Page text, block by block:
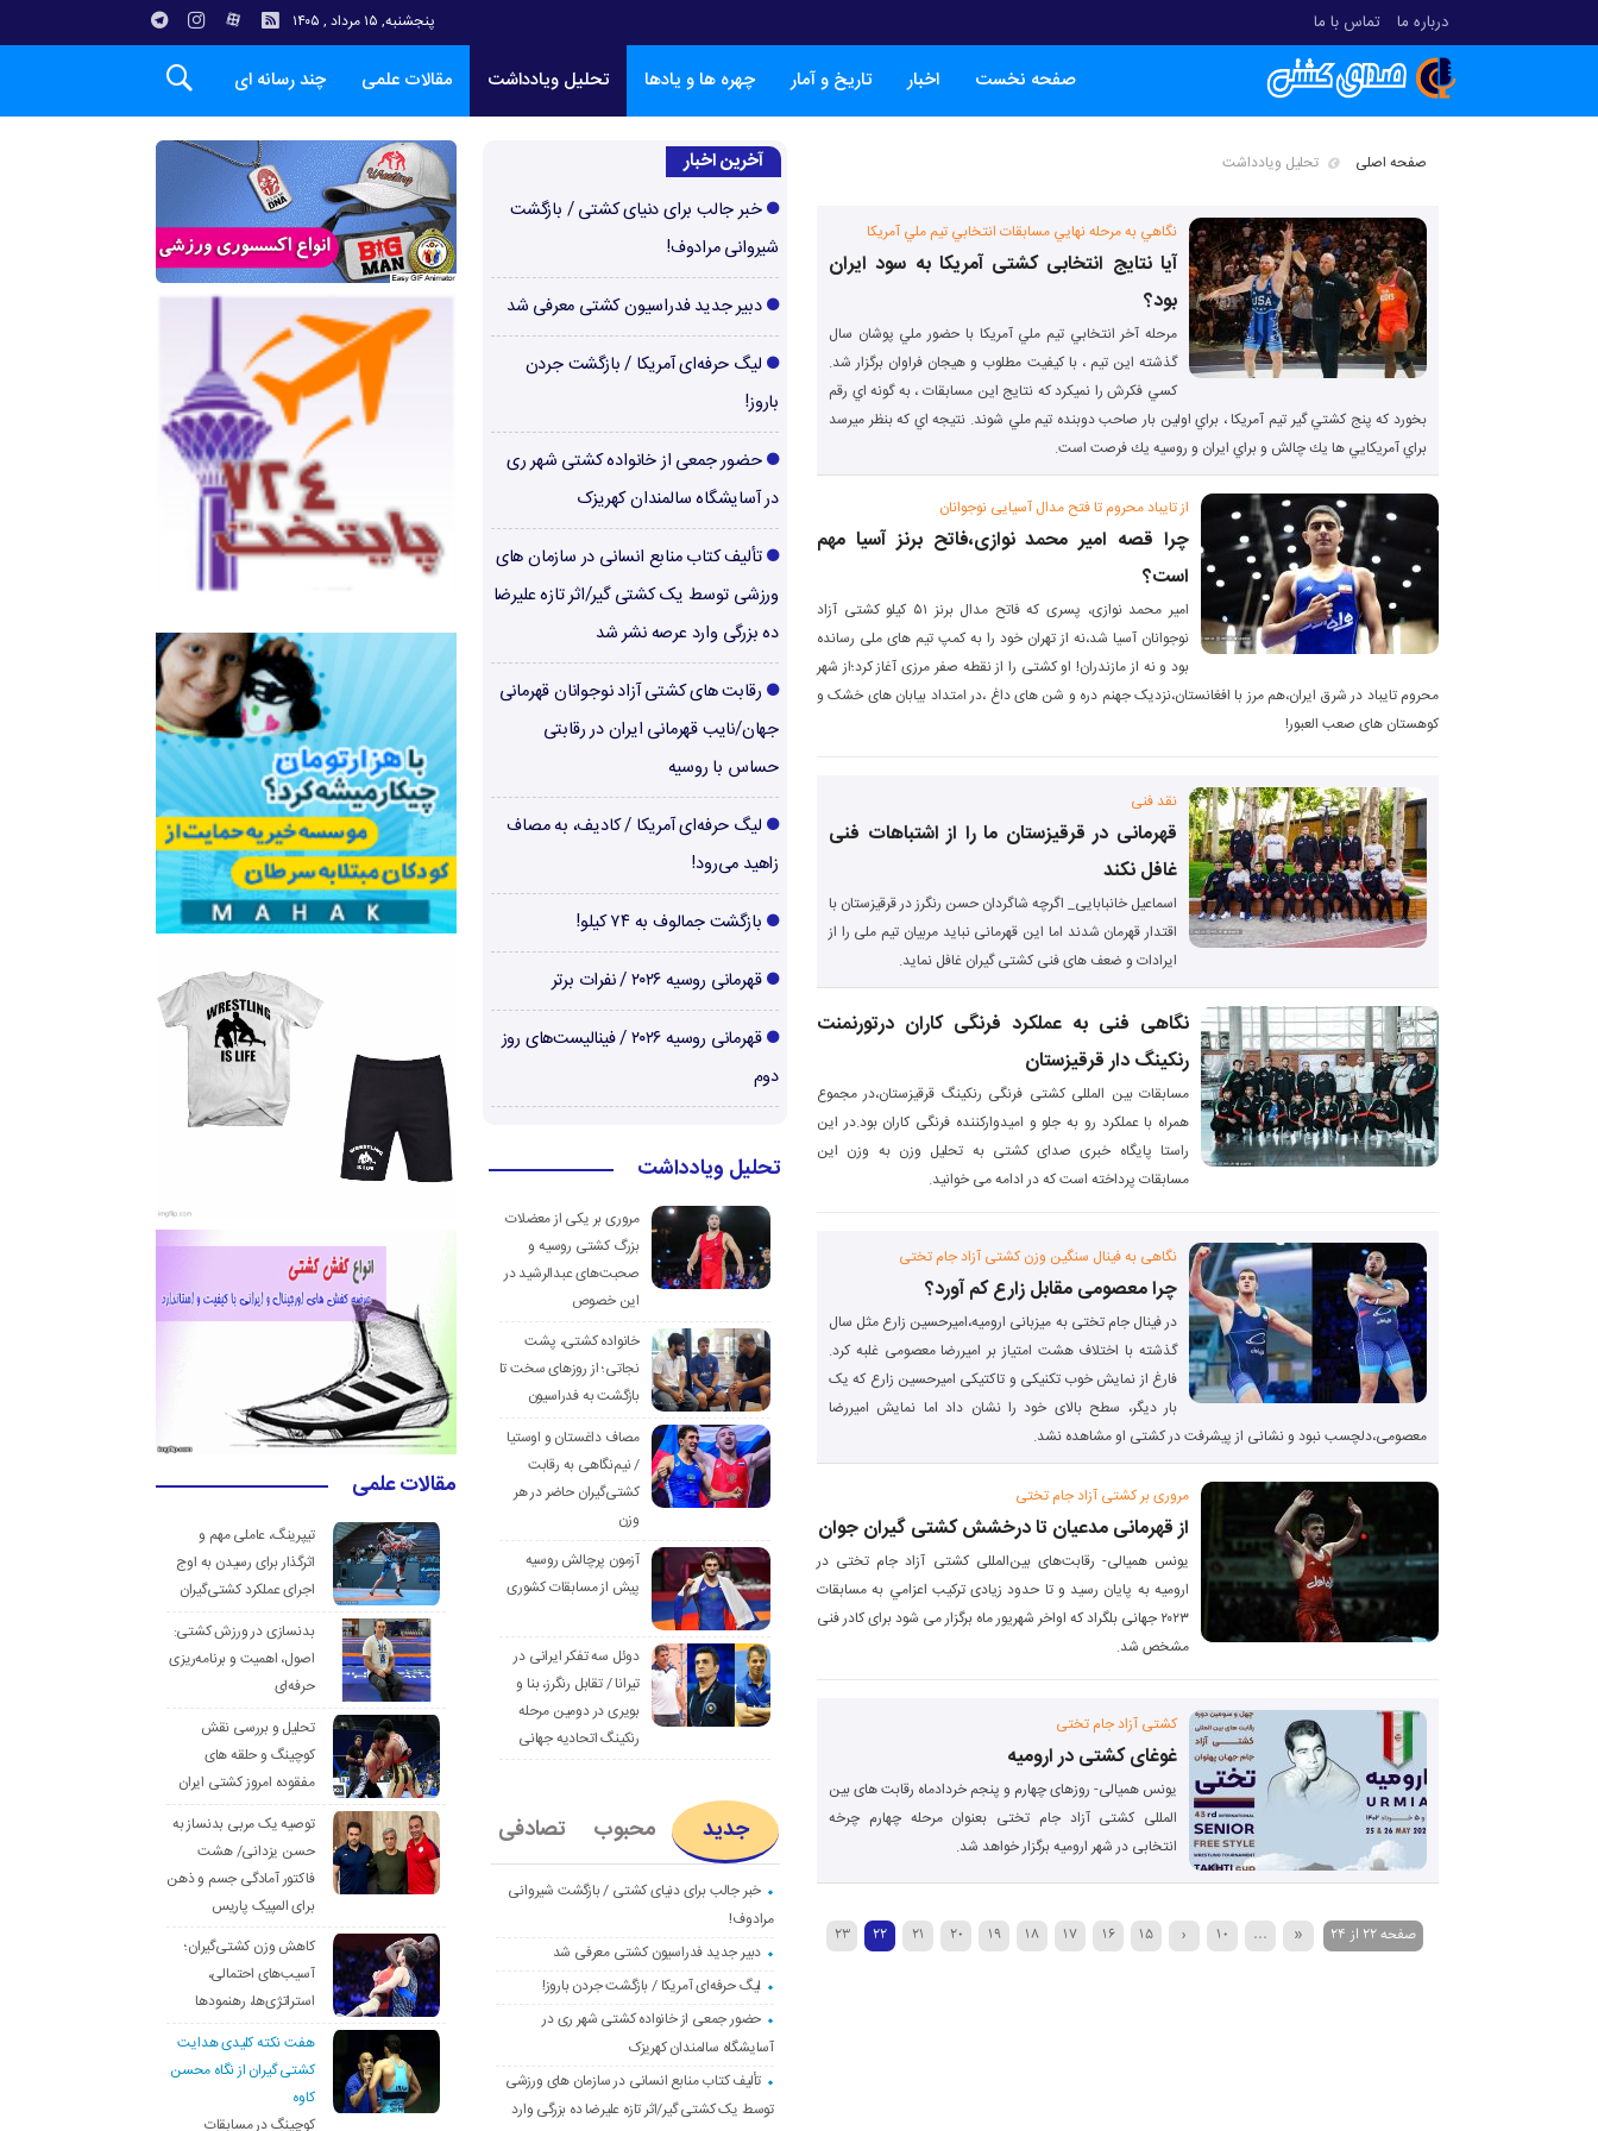
درباره ما تماس با ما پنجشنبه, ۱۵ مرداد , ۱۴۰۵
صفحه نخست اخبار تاریخ و آمار چهره ها و یادها تحلیل ویادداشت مقالات علمی چند رسانه ای
صفحه اصلی تحلیل ویادداشت
نگاهي به مرحله نهايي مسابقات انتخابي تيم ملي آمريكا
آیا نتایج انتخابی کشتی آمریکا به سود ایران
بود؟
مرحله آخر انتخابي تيم ملي آمريكا با حضور ملي پوشان سال
گذشته اين تيم ، با كيفيت مطلوب و هيجان فراوان برگزار شد.
كسي فكرش را نميكرد كه نتايج اين مسابقات ، به گونه اي رقم
بخورد كه پنج كشتي گير تيم آمريكا ، براي اولين بار صاحب دوبنده تيم ملي شوند. نتيجه اي كه بنظر ميرسد
براي آمريكايي ها يك چالش و براي ايران و روسيه يك فرصت است.
از تایباد محروم تا فتح مدال آسیایی نوجوانان
چرا قصه امیر محمد نوازی،فاتح برنز آسیا مهم
است؟
امیر محمد نوازی، پسری که فاتح مدال برنز ۵۱ کیلو کشتی آزاد
نوجوانان آسیا شد،نه از تهران خود را به کمپ تیم های ملی رسانده
بود و نه از مازندران! او کشتی را از نقطه صفر مرزی آغاز کرد؛از شهر
محروم تایباد در شرق ایران،هم مرز با افغانستان،نزدیک جهنم دره و شن های داغ ،در امتداد بیابان های خشک و
کوهستان های صعب العبور!
نقد فنی
قهرمانی در قرقیزستان ما را از اشتباهات فنی
غافل نکند
اسماعیل خانبابایی_ اگرچه شاگردان حسن رنگرز در قرقیزستان با
اقتدار قهرمان شدند اما این قهرمانی نباید مربیان تیم ملی را از
ایرادات و ضعف های فنی کشتی گیران غافل نماید.
نگاهی فنی به عملکرد فرنگی کاران درتورنمنت
رنکینگ دار قرقیزستان
مسابقات بین المللی کشتی فرنگی رنکینگ قرقیزستان،در مجموع
همراه با عملکرد رو به جلو و امیدوارکننده فرنگی کاران بود.در این
راستا پایگاه خبری صدای کشتی به تحلیل وزن به وزن این
مسابقات پرداخته است که در ادامه می خوانید.
نگاهی به فینال سنگین وزن کشتی آزاد جام تختی
چرا معصومی مقابل زارع کم آورد؟
در فینال جام تختی به میزبانی ارومیه،امیرحسین زارع مثل سال
گذشته با اختلاف هشت امتیاز بر امیررضا معصومی غلبه کرد.
فارغ از نمایش خوب تکنیکی و تاکتیکی امیرحسین زارع که یک
بار دیگر، سطح بالای خود را نشان داد اما نمایش امیررضا
معصومی،دلچسب نبود و نشانی از پیشرفت در کشتی او مشاهده نشد.
مروری بر کشتی آزاد جام تختی
از قهرمانی مدعیان تا درخشش کشتی گیران جوان
یونس همیالی- رقابت‌های بين‌المللی كشتی آزاد جام تختی در
اروميه به پايان رسيد و تا حدود زيادی تركيب اعزامي به مسابقات
۲۰۲۳ جهانی بلگراد كه اواخر شهريور ماه برگزار می شود برای كادر فنی
مشخص شد.
کشتی آزاد جام تختی
غوغای کشتی در ارومیه
یونس همیالی- روزهای چهارم و پنجم خردادماه رقابت های بین
المللی کشتی آزاد جام تختی بعنوان مرحله چهارم چرخه
انتخابی در شهر ارومیه برگزار خواهد شد.
صفحه 22 از 24 «
...
10
‹
15
16
17
18
19
20
21
22
23
آخرین اخبار
خبر جالب برای دنیای کشتی / بازگشت
شیروانی مرادوف!
دبیر جدید فدراسیون کشتی معرفی شد
لیگ حرفه‌ای آمریکا / بازگشت جردن
باروز!
حضور جمعی از خانواده کشتی شهر ری
در آسایشگاه سالمندان کهریزک
تألیف کتاب منابع انسانی در سازمان های
ورزشی توسط یک کشتی گیر/اثر تازه علیرضا
ده بزرگی وارد عرصه نشر شد
رقابت های کشتی آزاد نوجوانان قهرمانی
جهان/نایب قهرمانی ایران در رقابتی
حساس با روسیه
لیگ حرفه‌ای آمریکا / کادیف، به مصاف
زاهید می‌رود!
بازگشت جمالوف به ۷۴ کیلو!
قهرمانی روسیه ۲۰۲۶ / نفرات برتر
قهرمانی روسیه ۲۰۲۶ / فینالیست‌های روز
دوم
تحلیل ویادداشت
مروری بر یکی از معضلات
بزرگ کشتی روسیه و
صحبت‌های عبدالرشید در
این خصوص
خانواده کشتی، پشت
نجاتی؛ از روزهای سخت تا
بازگشت به فدراسیون
مصاف داغستان و اوستیا
/ نیم‌نگاهی به رقابت
کشتی‌گیران حاضر در هر
وزن
آزمون پرچالش روسیه
پیش از مسابقات کشوری
دوئل سه تفکر ایرانی در
تیرانا / تقابل رنگرز، بنا و
بویری در دومین مرحله
رنکینگ اتحادیه جهانی
جدید محبوب تصادفی
خبر جالب برای دنیای کشتی / بازگشت شیروانی
مرادوف!
دبیر جدید فدراسیون کشتی معرفی شد
لیگ حرفه‌ای آمریکا / بازگشت جردن باروز!
حضور جمعی از خانواده کشتی شهر ری در
آسایشگاه سالمندان کهریزک
تألیف کتاب منابع انسانی در سازمان های ورزشی
توسط یک کشتی گیر/اثر تازه علیرضا ده بزرگی وارد
مقالات علمی
تیپرینگ، عاملی مهم و
اثرگذار برای رسیدن به اوج
اجرای عملکرد کشتی‌گیران
بدنسازی در ورزش کشتی:
اصول، اهمیت و برنامه‌ریزی
حرفه‌ای
تحلیل و بررسی نقش
کوچینگ و حلقه های
مفقوده امروز کشتی ایران
توصیه یک مربی بدنساز به
حسن یزدانی/ هشت
فاکتور آمادگی جسم و ذهن
برای المپیک پاریس
کاهش وزن کشتی‌گیران؛
آسیب‌های احتمالی،
استراتژی‌ها، رهنمودها
هفت نکته کلیدی هدایت
کشتی گیران از نگاه محسن
کاوه
کوچینگ در مسابقات